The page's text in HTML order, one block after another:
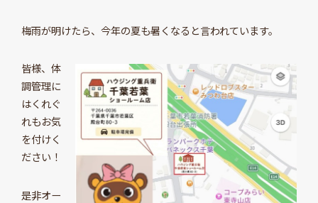
梅雨が明けたら、今年の夏も暑くなると言われています。
皆様、体
調管理に
はくれぐ
れもお気
を付けく
ださい！
是非オー